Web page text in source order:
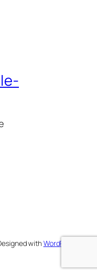
withWordPress